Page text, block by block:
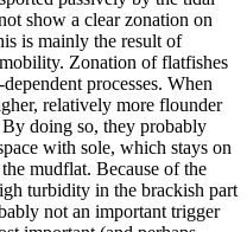
show a clear zonation on
is mainly the result of
Zonation of flatfishes
processes. When
relatively more flounder
doing so, they probably
with sole, which stays on
mudflat. Because of the
turbidity in the brackish part
not an important trigger